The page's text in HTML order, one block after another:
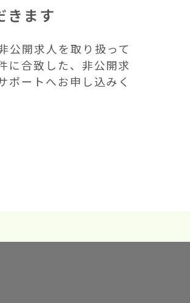
きます
公開求人を取り扱って
に合致した、非公開求
ポートへお申し込みく